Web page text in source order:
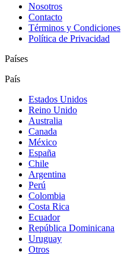
Nosotros
Contacto
Términos y Condiciones
Política de Privacidad
Países
País
Estados Unidos
Reino Unido
Australia
Canada
México
España
Chile
Argentina
Perú
Colombia
Costa Rica
Ecuador
República Dominicana
Uruguay
Otros